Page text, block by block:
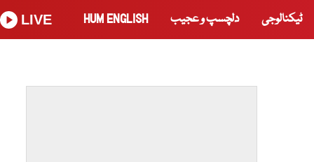
ٹیکنالوجی دلچسپ و عجیب HUM ENGLISH
LIVE